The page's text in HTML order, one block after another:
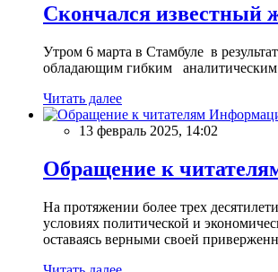
Скончался известный
Утром 6 марта в Стамбуле в
обладающим гибким
Читать далее
13 февраль 2025, 14:02
Обращение к
На протяжении более трех
условиях политической и
оставаясь верными своей